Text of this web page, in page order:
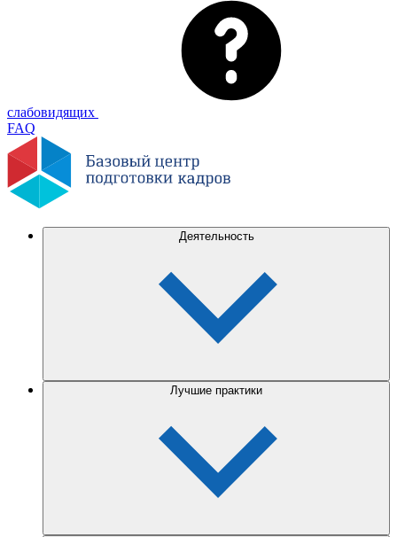
слабовидящих
FAQ
Деятельность
Лучшие практики